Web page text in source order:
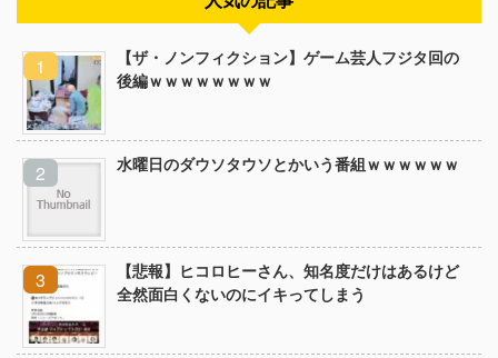
【ザ・ノンフィクション】ゲーム芸人フジタ回の
後編ｗｗｗｗｗｗｗｗ
水曜日のダウソタウソとかいう番組ｗｗｗｗｗｗ
【悲報】ヒコロヒーさん、知名度だけはあるけど
全然面白くないのにイキってしまう